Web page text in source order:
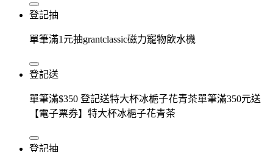
登記抽
單筆滿1元抽grantclassic磁力寵物飲水機
登記送
單筆滿$350 登記送特大杯冰梔子花青茶單筆滿350元送
【電子票券】特大杯冰梔子花青茶
登記抽